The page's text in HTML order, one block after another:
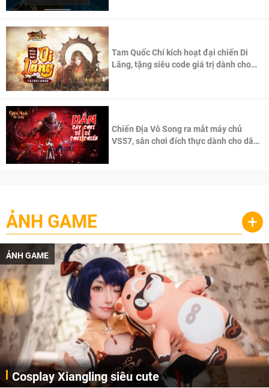
Tam Quốc Chí kích hoạt đại chiến Di
Lăng, tặng siêu code giá trị dành cho
Chiến Địa Vô Song ra mắt máy chủ
VS57, sân chơi đích thực dành cho dân
ẢNH GAME +
ẢNH GAME
Lala Croft vừa nóng vừa xinh dưới nét vẽ của
AI